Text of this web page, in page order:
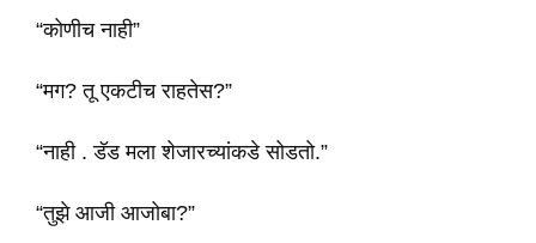
“कोणीच नाही”
“मग? तू एकटीच राहतेस?”
“नाही . डॅड मला शेजारच्यांकडे सोडतो.”
“तुझे आजी आजोबा?”